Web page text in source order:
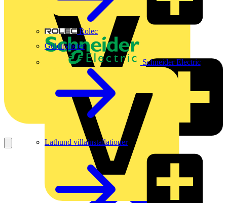
Rolec
Schneider Electric
Guldnyheter
Lathund villainstallationer